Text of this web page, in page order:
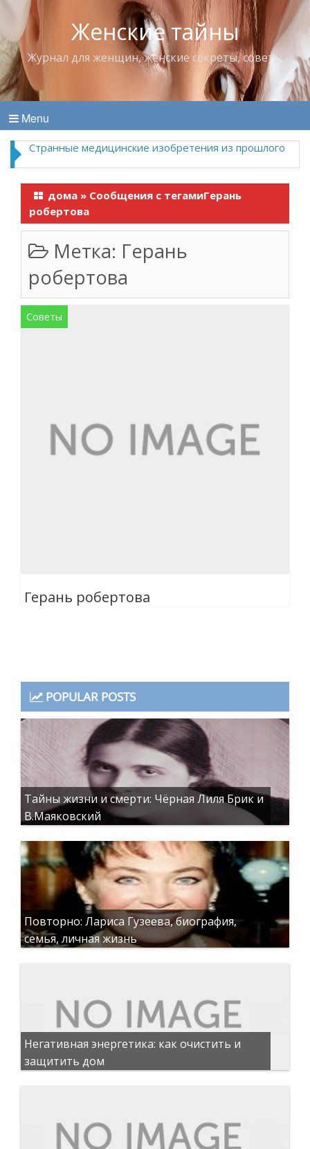
Женские тайны
Журнал для женщин, женские секреты, советы
Menu
Странные медицинские изобретения из прошлого
дома » Сообщения с тегамиГерань
робертова
Метка: Герань
робертова
Советы
Герань робертова
POPULAR POSTS
Тайны жизни и смерти: Чёрная Лиля Брик и
В.Маяковский
Повторно: Лариса Гузеева, биография,
семья, личная жизнь
Негативная энергетика: как очистить и
защитить дом